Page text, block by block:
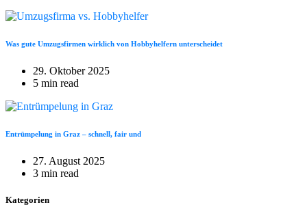
Was gute Umzugsfirmen wirklich von Hobbyhelfern unterscheidet
29. Oktober 2025
5 min read
Entrümpelung in Graz – schnell, fair und
27. August 2025
3 min read
Kategorien